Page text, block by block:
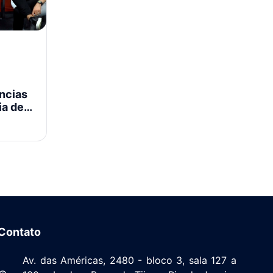
de
Av. das Américas, 2480 - bloco 3, sala 127 a